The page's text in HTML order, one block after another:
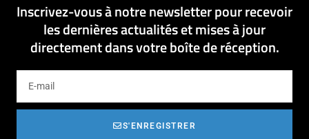
Inscrivez-vous à notre newsletter pour recevoir
les dernières actualités et mises à jour
directement dans votre boîte de réception.
S'ENREGISTRER